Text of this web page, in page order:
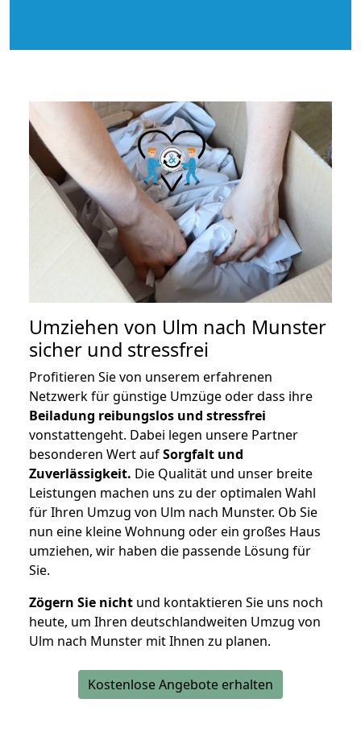
Umziehen von Ulm nach Munster
sicher und stressfrei
Profitieren Sie von unserem erfahrenen
Netzwerk für günstige Umzüge oder dass ihre
Beiladung reibungslos und stressfrei
vonstattengeht. Dabei legen unsere Partner
besonderen Wert aufSorgfalt und
Zuverlässigkeit. Die Qualität und unser breite
Leistungen machen uns zu der optimalen Wahl
für Ihren Umzug von Ulm nach Munster. Ob Sie
nun eine kleine Wohnung oder ein großes Haus
umziehen, wir haben die passende Lösung für
Sie.
Zögern Sie nicht und kontaktieren Sie uns noch
heute, um Ihren deutschlandweiten Umzug von
Ulm nach Munster mit Ihnen zu planen.
Kostenlose Angebote erhalten